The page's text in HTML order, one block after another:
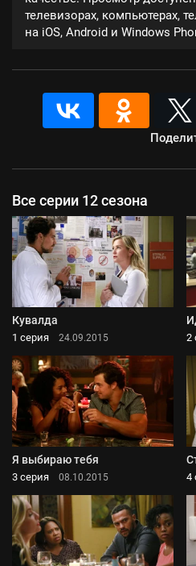
телевизорах, компьютерах,
на iOS, Android и Windows
Все серии 12 сезона
Кувалда
1 серия 24.09.2015 2
Я выбираю тебя
3 серия 08.10.2015 4